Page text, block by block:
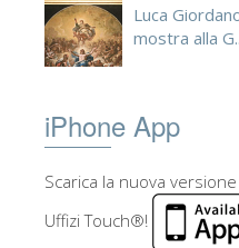
Luca
mostra alla
iPhone App
Scarica la nuova
Uffizi Touch®!